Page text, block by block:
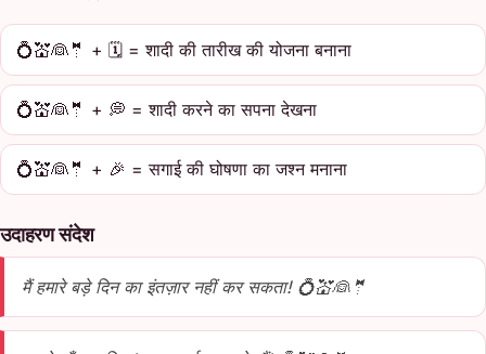
💍💒👰🤵 + 🗓️ = शादी की तारीख की योजना बनाना
💍💒👰🤵 + 💭 = शादी करने का सपना देखना
💍💒👰🤵 + 🎉 = सगाई की घोषणा का जश्न मनाना
उदाहरण संदेश
मैं हमारे बड़े दिन का इंतज़ार नहीं कर सकता! 💍💒👰🤵